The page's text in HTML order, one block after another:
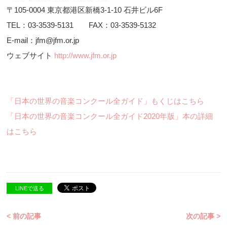
〒105-0004 東京都港区新橋3-1-10 石井ビル6F
TEL：03-3539-5131 FAX：03-3539-5132
E-mail：jfm@jfm.or.jp
ウェブサイト http://www.jfm.or.jp
「日本の世界の音楽コンクール全ガイド」もくじはこちら
「日本の世界の音楽コンクール全ガイド2020年版」本の詳細
はこちら
LINEで送る
< 前の記事 次の記事 >